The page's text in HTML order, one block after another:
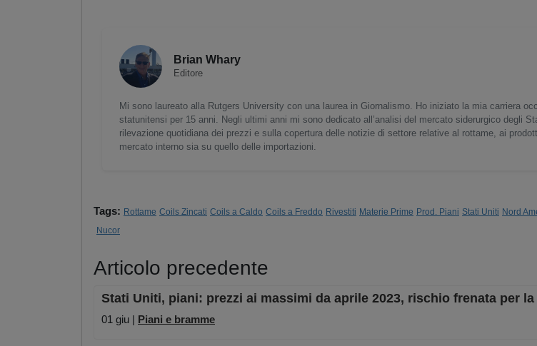
Brian Whary
Editore
Mi sono laureato alla Rutgers University con una laurea in Giornalismo. Ho iniziato la mia carriera
statunitensi per 15 anni. Negli ultimi anni mi sono dedicato all’analisi del mercato siderurgico degli
rilevazione quotidiana dei prezzi e sulla copertura delle notizie di settore relative al rottame, ai
mercato interno sia su quello delle importazioni.
Tags: Rottame Coils Zincati Coils a Caldo Coils a Freddo Rivestiti Materie Prime Prod. Piani Stati Uniti Nord
Nucor
Articolo precedente
Stati Uniti, piani: prezzi ai massimi da aprile 2023, rischio frenata per
01 giu | Piani e bramme